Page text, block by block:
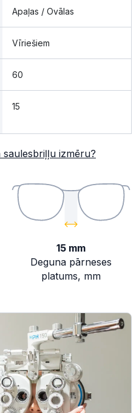
Apaļas / Ovālas
Vīriešiem
60
15
izmēru?
15 mm
Deguna pārneses
platums, mm